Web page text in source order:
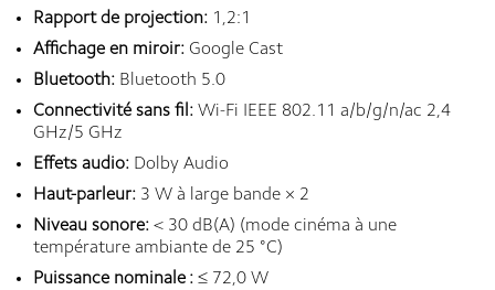
Rapport de projection: 1,2:1
Affichage en miroir: Google Cast
Bluetooth: Bluetooth 5.0
Connectivité sans fil: Wi-Fi IEEE 802.11 a/b/g/n/ac 2,4
GHz/5 GHz
Effets audio: Dolby Audio
Haut-parleur: 3 W à large bande × 2
Niveau sonore: < 30 dB(A) (mode cinéma à une
température ambiante de 25 °C)
Puissance nominale : ≤ 72,0 W